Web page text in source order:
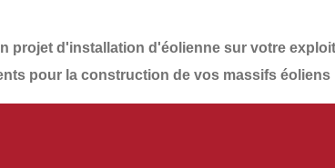
projet d'installation d'éolienne sur votre
pour la construction de vos massifs éoliens